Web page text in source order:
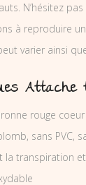
N’hésitez
à reproduire
varier ainsi
Attache
rouge
sans
la transpiration